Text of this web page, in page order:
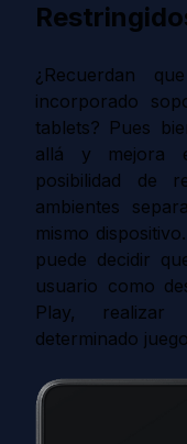
¿Recuerdan
incorporado
tablets? Pues
allá y mejora
posibilidad de
ambientes
mismo
puede decidir
usuario como
Play, realizar
determinado